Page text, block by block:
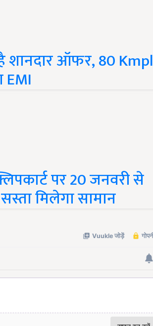
शानदार ऑफर, 80 Kmpl
EMI
पर 20 जनवरी से
मिलेगा सामान